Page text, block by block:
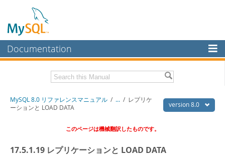
Documentation
MySQL Enterprise
Workbench
Connectors
Download this Manual version 8.0
MySQL 8.0 リファレンスマニュアル / ... / レプリケ
ーションと LOAD DATA
このページは機械翻訳したものです。
17.5.1.19 レプリケーションと LOAD DATA